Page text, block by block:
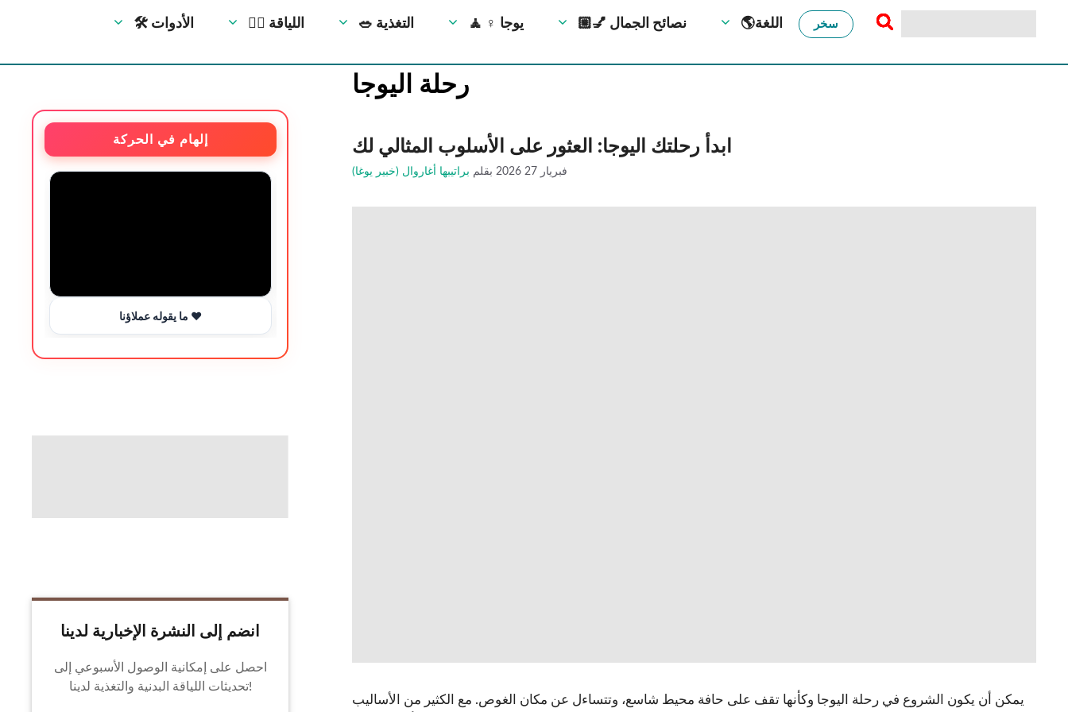
🛠 الأدوات 🏋️‍♀️ اللياقة 🥗 التغذية 🧘 ‍♀️ يوجا 💅🏼 نصائح الجمال 🌎اللغة سخر
رحلة اليوجا
ابدأ رحلتك اليوجا: العثور على الأسلوب المثالي لك
فبريار 27 2026 بقلم براتيبها أغاروال (خبير يوغا)
يمكن أن يكون الشروع في رحلة اليوجا وكأنها تقف على حافة محيط شاسع، وتتساءل عن مكان الغوص. مع الكثير من الأساليب
إلهام في الحركة
ما يقوله عملاؤنا ❤️
انضم إلى النشرة الإخبارية لدينا
احصل على إمكانية الوصول الأسبوعي إلى
تحديثات اللياقة البدنية والتغذية لدينا!